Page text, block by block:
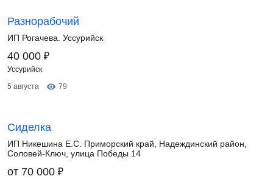
Разнорабочий
ИП Рогачева. Уссурийск
40 000 ₽
Уссурийск
5 августа
79
Сиделка
ИП Никешина Е.С. Приморский край, Надеждинский район,
Соловей-Ключ, улица Победы 14
от 70 000 ₽